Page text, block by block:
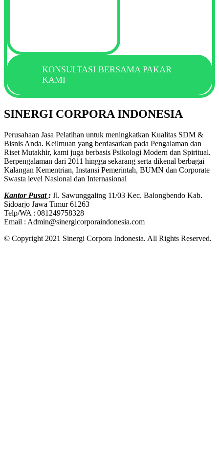
KONSULTASI BERSAMA PAKAR
KAMI
SINERGI CORPORA INDONESIA
Perusahaan Jasa Pelatihan untuk meningkatkan Kualitas SDM &
Bisnis Anda. Keilmuan yang berdasarkan pada Pengalaman dan
Riset Mutakhir, kami juga berbasis Psikologi Modern dan Spiritual.
Berpengalaman dari 2011 hingga sekarang serta dikenal berbagai
Kalangan Kementrian, Instansi Pemerintah, BUMN dan Corporate
Swasta level Nasional dan Internasional
Kantor Pusat: Jl. Sawunggaling 11/03 Kec. Balongbendo Kab.
Sidoarjo Jawa Timur 61263
Telp/WA : 081249758328
Email : Admin@sinergicorporaindonesia.com
© Copyright 2021 Sinergi Corpora Indonesia. All Rights Reserved.